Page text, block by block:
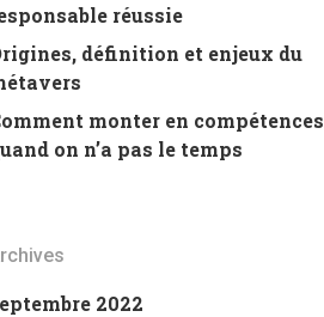
réussie
définition et enjeux du
monter en compétences
on n’a pas le temps
2022